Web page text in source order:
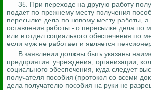
35. При переходе на другую работу
подает по прежнему месту получения
пересылке дела по новому месту работы, а
оставления работы - о пересылке дела по
или в отдел социального обеспечения по
если муж не работает и является
В заявлении должны быть указаны
предприятия, учреждения, организации,
социального обеспечения, куда следует
получателя пособия (протокол со всеми
дела получателю пособия на руки не